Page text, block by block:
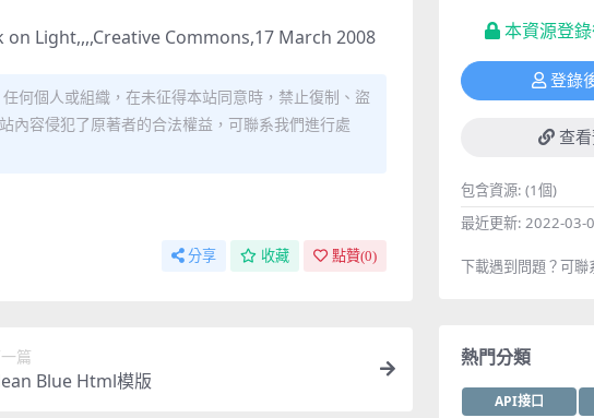
Light,,,,Creative Commons,17 March 2008
何個人或組織，在未征得本站同意時，禁止復制、盜
內容侵犯了原著者的合法權益，可聯系我們進行處
分享 收藏 點贊(0)
篇
Blue Html模版
本資源登
登錄
查
包含資源: (1個)
最近更新: 2022-03-
下載遇到問題？可聯
熱門分類
API接口